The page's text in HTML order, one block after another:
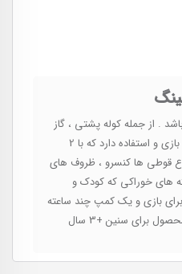
17 قطعه می باشد . از جمله کوله پشتی ، گاز
پیکنیک که هم صدا هم نور موقع بازی و استفاده دارد که با 2
قوطی ها کنسرو ، ظروف های
های خوراکی که کودک و
برای بازی و یک کمپ چند ساعته
بیرون از خانه استفاده کند . این محصول برای سنین +3 سال